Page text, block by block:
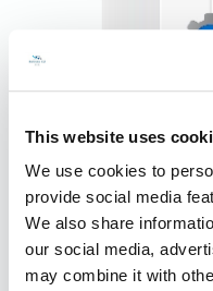
This website uses
We use cookies to
provide social media
We also share
our social media,
may combine it with